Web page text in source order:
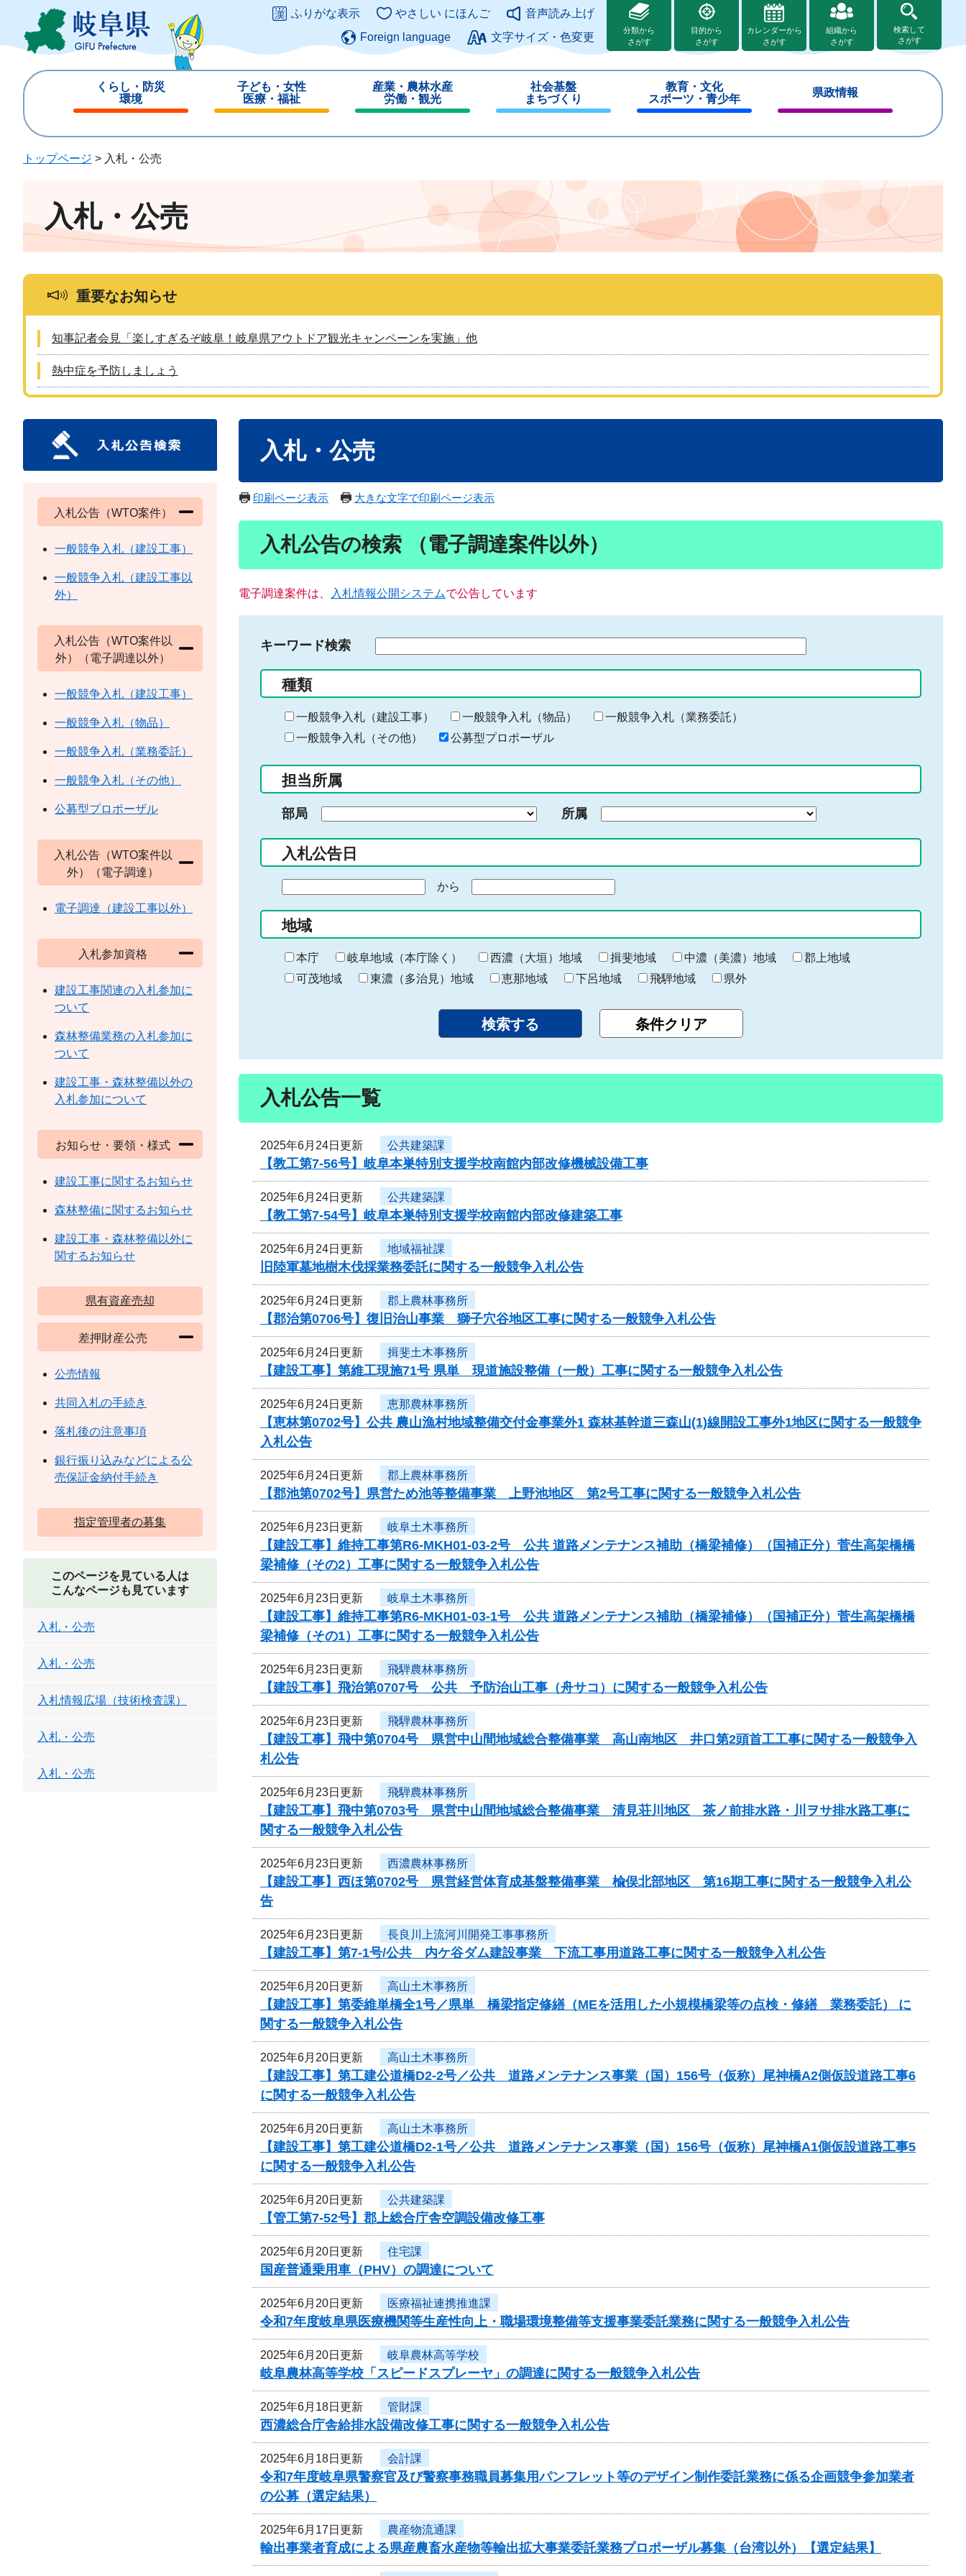
ジ
ュ
このページの本文へ
ふりがな表示 やさしい にほんご
音声読み上げ
Foreign language
文字サイズ・色変更
分類から
さがす
目的から
さがす
カレンダーから
さがす
組織から
さがす
検索して
さがす
くらし・防災
環境
じ
子ども・女性
医療・福祉
じ
産業・農林水産
労働・観光
じ
社会基盤
まちづくり
じ
教育・文化
スポーツ・青少年
じ
県政情報
じ
トップページ > 入札・公売
入札・公売
重要なお知らせ
知事記者会見「楽しすぎるぞ岐阜！岐阜県アウトドア観光キャンペーンを実施」他
熱中症を予防しましょう
入札・公売
印刷ページ表示 大きな文字で印刷ページ表示
入札公告の検索 （電子調達案件以外）
電子調達案件は、 入札情報公開システムで公告しています
キーワード検索
る
キ
ー
ー
入
力
種類
一般競争入札（建設工事） 一般競争入札（物品）
一般競争入札（業務委託）
一般競争入札（その他）
公募型プロポーザル
担当所属
部局 所属
入札公告日
の
始
ま
り
から
終
わ
り
地域
本庁 岐阜地域（本庁除く） 西濃（大垣）地域 揖斐地域 中濃（美濃）地域
郡上地域
可茂地域
東濃（多治見）地域 恵那地域 下呂地域 飛騨地域 県外
入札公告一覧
2025年6月24日更新 公共建築課
【教工第7-56号】岐阜本巣特別支援学校南館内部改修機械設備工事
2025年6月24日更新 公共建築課
【教工第7-54号】岐阜本巣特別支援学校南館内部改修建築工事
2025年6月24日更新 地域福祉課
旧陸軍墓地樹木伐採業務委託に関する一般競争入札公告
2025年6月24日更新 郡上農林事務所
【郡治第0706号】復旧治山事業 獅子穴谷地区工事に関する一般競争入札公告
2025年6月24日更新 揖斐土木事務所
【建設工事】第維工現施71号 県単 現道施設整備（一般）工事に関する一般競争入札公告
2025年6月24日更新 恵那農林事務所
【恵林第0702号】公共 農山漁村地域整備交付金事業外1 森林基幹道三森山(1)線開設工事外1地区に関する一般競争
入札公告
2025年6月24日更新 郡上農林事務所
【郡池第0702号】県営ため池等整備事業 上野池地区 第2号工事に関する一般競争入札公告
2025年6月23日更新 岐阜土木事務所
【建設工事】維持工事第R6-MKH01-03-2号 公共 道路メンテナンス補助（橋梁補修）（国補正分）菅生高架橋橋
梁補修（その2）工事に関する一般競争入札公告
2025年6月23日更新 岐阜土木事務所
【建設工事】維持工事第R6-MKH01-03-1号 公共 道路メンテナンス補助（橋梁補修）（国補正分）菅生高架橋橋
梁補修（その1）工事に関する一般競争入札公告
2025年6月23日更新 飛騨農林事務所
【建設工事】飛治第0707号 公共 予防治山工事（舟サコ）に関する一般競争入札公告
2025年6月23日更新 飛騨農林事務所
【建設工事】飛中第0704号 県営中山間地域総合整備事業 高山南地区 井口第2頭首工工事に関する一般競争入
札公告
2025年6月23日更新 飛騨農林事務所
【建設工事】飛中第0703号 県営中山間地域総合整備事業 清見荘川地区 茶ノ前排水路・川ヲサ排水路工事に
関する一般競争入札公告
2025年6月23日更新 西濃農林事務所
【建設工事】西ほ第0702号 県営経営体育成基盤整備事業 楡俣北部地区 第16期工事に関する一般競争入札公
告
2025年6月23日更新 長良川上流河川開発工事事務所
【建設工事】第7-1号/公共 内ケ谷ダム建設事業 下流工事用道路工事に関する一般競争入札公告
2025年6月20日更新 高山土木事務所
【建設工事】第委維単橋全1号／県単 橋梁指定修繕（MEを活用した小規模橋梁等の点検・修繕 業務委託） に
関する一般競争入札公告
2025年6月20日更新 高山土木事務所
【建設工事】第工建公道橋D2-2号／公共 道路メンテナンス事業（国）156号（仮称）尾神橋A2側仮設道路工事6
に関する一般競争入札公告
2025年6月20日更新 高山土木事務所
【建設工事】第工建公道橋D2-1号／公共 道路メンテナンス事業（国）156号（仮称）尾神橋A1側仮設道路工事5
に関する一般競争入札公告
2025年6月20日更新 公共建築課
【管工第7-52号】郡上総合庁舎空調設備改修工事
2025年6月20日更新 住宅課
国産普通乗用車（PHV）の調達について
2025年6月20日更新 医療福祉連携推進課
令和7年度岐阜県医療機関等生産性向上・職場環境整備等支援事業委託業務に関する一般競争入札公告
2025年6月20日更新 岐阜農林高等学校
岐阜農林高等学校「スピードスプレーヤ」の調達に関する一般競争入札公告
2025年6月18日更新 管財課
西濃総合庁舎給排水設備改修工事に関する一般競争入札公告
2025年6月18日更新 会計課
令和7年度岐阜県警察官及び警察事務職員募集用パンフレット等のデザイン制作委託業務に係る企画競争参加業者
の公募（選定結果）
2025年6月17日更新 農産物流通課
輸出事業者育成による県産農畜水産物等輸出拡大事業委託業務プロポーザル募集（台湾以外）【選定結果】
入札公告（WTO案件）
一般競争入札（建設工事）
一般競争入札（建設工事以
外）
入札公告（WTO案件以
外）（電子調達以外）
一般競争入札（建設工事）
一般競争入札（物品）
一般競争入札（業務委託）
一般競争入札（その他）
公募型プロポーザル
入札公告（WTO案件以
外）（電子調達）
電子調達（建設工事以外）
入札参加資格
建設工事関連の入札参加に
ついて
森林整備業務の入札参加に
ついて
建設工事・森林整備以外の
入札参加について
お知らせ・要領・様式
建設工事に関するお知らせ
森林整備に関するお知らせ
建設工事・森林整備以外に
関するお知らせ
県有資産売却
差押財産公売
公売情報
共同入札の手続き
落札後の注意事項
銀行振り込みなどによる公
売保証金納付手続き
指定管理者の募集
このページを見ている人は
こんなページも見ています
入札・公売
入札・公売
入札情報広場（技術検査課）
入札・公売
入札・公売